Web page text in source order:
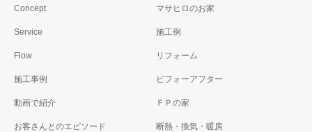
Concept
Service
Flow
施工事例
動画で紹介
お客さんとのエピソード
マサヒロのお家
施工例
リフォーム
ビフォーアフター
ＦＰの家
断熱・換気・暖房